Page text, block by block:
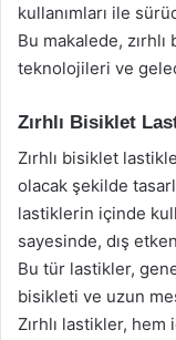
kullanımları ile
Bu makalede,
teknolojileri ve
Zırhlı Bisiklet
Zırhlı bisiklet
olacak şekilde
lastiklerin içinde
sayesinde, dış
Bu tür lastikler,
bisikleti ve uzun
Zırhlı lastikler,